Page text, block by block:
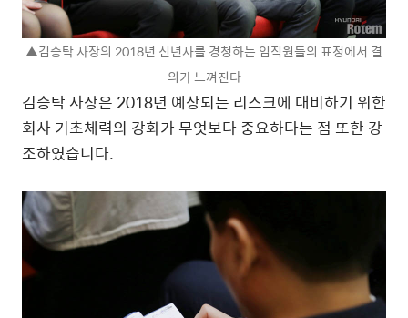
▲김승탁 사장의 2018년 신년사를 경청하는 임직원들의 표정에서 결
의가 느껴진다
김승탁 사장은 2018년 예상되는 리스크에 대비하기 위한
회사 기초체력의 강화가 무엇보다 중요하다는 점 또한 강
조하였습니다.